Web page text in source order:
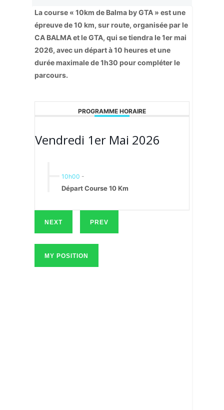
La course « 10km de Balma by GTA » est une
épreuve de 10 km, sur route, organisée par le
CA BALMA et le GTA, qui se tiendra le 1er mai
2026, avec un départ à 10 heures et une
durée maximale de 1h30 pour compléter le
parcours.
PROGRAMME HORAIRE
Vendredi 1er Mai 2026
10h00 -
Départ Course 10 Km
NEXT PREV
MY POSITION